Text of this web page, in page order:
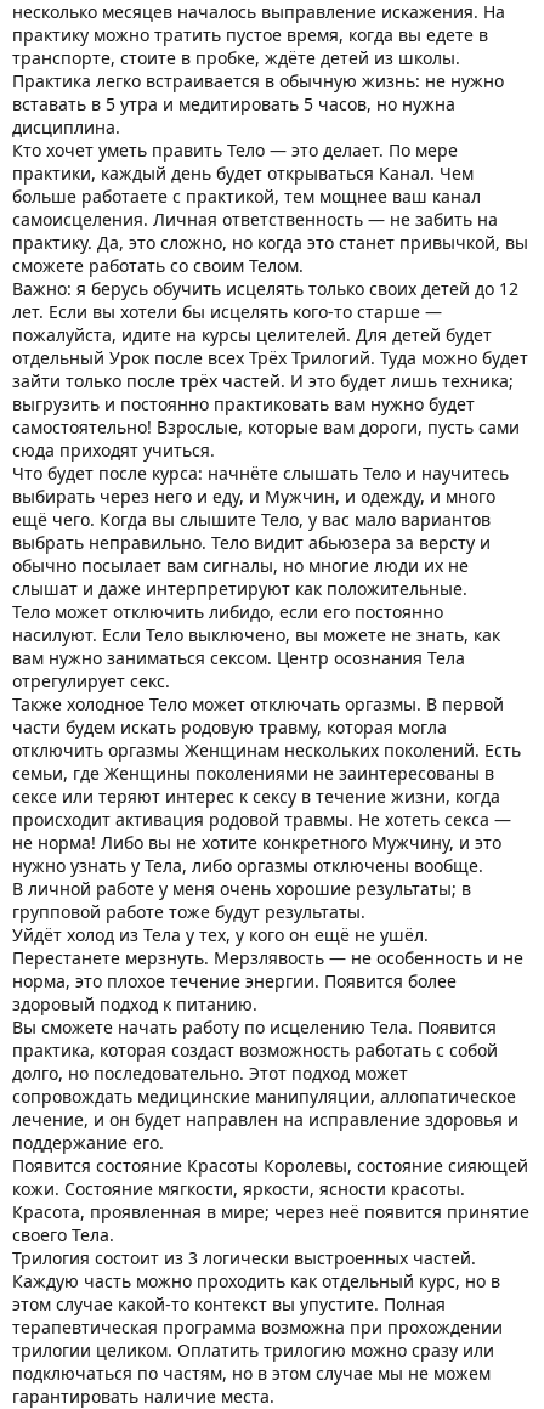
несколько месяцев началось выправление искажения. На
практику можно тратить пустое время, когда вы едете в
транспорте, стоите в пробке, ждёте детей из школы.
Практика легко встраивается в обычную жизнь: не нужно
вставать в 5 утра и медитировать 5 часов, но нужна
дисциплина.
Кто хочет уметь править Тело — это делает. По мере
практики, каждый день будет открываться Канал. Чем
больше работаете с практикой, тем мощнее ваш канал
самоисцеления. Личная ответственность — не забить на
практику. Да, это сложно, но когда это станет привычкой, вы
сможете работать со своим Телом.
Важно: я берусь обучить исцелять только своих детей до 12
лет. Если вы хотели бы исцелять кого-то старше —
пожалуйста, идите на курсы целителей. Для детей будет
отдельный Урок после всех Трёх Трилогий. Туда можно будет
зайти только после трёх частей. И это будет лишь техника;
выгрузить и постоянно практиковать вам нужно будет
самостоятельно! Взрослые, которые вам дороги, пусть сами
сюда приходят учиться.
Что будет после курса: начнёте слышать Тело и научитесь
выбирать через него и еду, и Мужчин, и одежду, и много
ещё чего. Когда вы слышите Тело, у вас мало вариантов
выбрать неправильно. Тело видит абьюзера за версту и
обычно посылает вам сигналы, но многие люди их не
слышат и даже интерпретируют как положительные.
Тело может отключить либидо, если его постоянно
насилуют. Если Тело выключено, вы можете не знать, как
вам нужно заниматься сексом. Центр осознания Тела
отрегулирует секс.
Также холодное Тело может отключать оргазмы. В первой
части будем искать родовую травму, которая могла
отключить оргазмы Женщинам нескольких поколений. Есть
семьи, где Женщины поколениями не заинтересованы в
сексе или теряют интерес к сексу в течение жизни, когда
происходит активация родовой травмы. Не хотеть секса —
не норма! Либо вы не хотите конкретного Мужчину, и это
нужно узнать у Тела, либо оргазмы отключены вообще.
В личной работе у меня очень хорошие результаты; в
групповой работе тоже будут результаты.
Уйдёт холод из Тела у тех, у кого он ещё не ушёл.
Перестанете мерзнуть. Мерзлявость — не особенность и не
норма, это плохое течение энергии. Появится более
здоровый подход к питанию.
Вы сможете начать работу по исцелению Тела. Появится
практика, которая создаст возможность работать с собой
долго, но последовательно. Этот подход может
сопровождать медицинские манипуляции, аллопатическое
лечение, и он будет направлен на исправление здоровья и
поддержание его.
Появится состояние Красоты Королевы, состояние сияющей
кожи. Состояние мягкости, яркости, ясности красоты.
Красота, проявленная в мире; через неё появится принятие
своего Тела.
Трилогия состоит из 3 логически выстроенных частей.
Каждую часть можно проходить как отдельный курс, но в
этом случае какой-то контекст вы упустите. Полная
терапевтическая программа возможна при прохождении
трилогии целиком. Оплатить трилогию можно сразу или
подключаться по частям, но в этом случае мы не можем
гарантировать наличие места.